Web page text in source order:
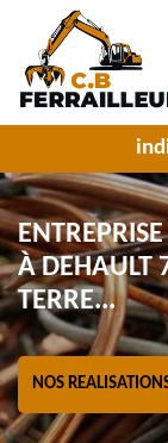
À DEHAULT
TERRE...
NOS